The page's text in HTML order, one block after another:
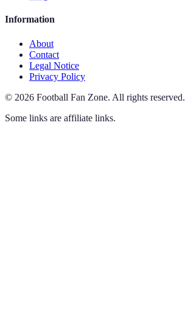
Information
About
Contact
Legal Notice
Privacy Policy
© 2026 Football Fan Zone. All rights reserved.
Some links are affiliate links.